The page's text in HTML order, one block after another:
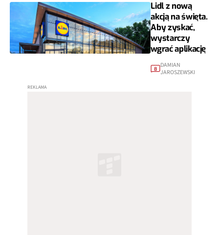
Lidl z nową
akcją na święta.
Aby zyskać,
wystarczy
wgrać aplikację
8
DAMIAN
JAROSZEWSKI